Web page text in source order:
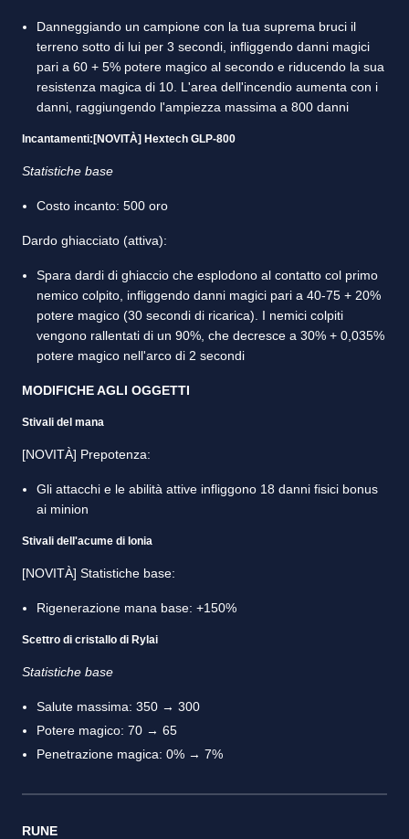
Danneggiando un campione con la tua suprema bruci il
terreno sotto di lui per 3 secondi, infliggendo danni magici
pari a 60 + 5% potere magico al secondo e riducendo la sua
resistenza magica di 10. L'area dell'incendio aumenta con i
danni, raggiungendo l'ampiezza massima a 800 danni
Incantamenti:[NOVITÀ] Hextech GLP-800
Statistiche base
Costo incanto: 500 oro
Dardo ghiacciato (attiva):
Spara dardi di ghiaccio che esplodono al contatto col primo
nemico colpito, infliggendo danni magici pari a 40-75 + 20%
potere magico (30 secondi di ricarica). I nemici colpiti
vengono rallentati di un 90%, che decresce a 30% + 0,035%
potere magico nell'arco di 2 secondi
MODIFICHE AGLI OGGETTI
Stivali del mana
[NOVITÀ] Prepotenza:
Gli attacchi e le abilità attive infliggono 18 danni fisici bonus
ai minion
Stivali dell'acume di Ionia
[NOVITÀ] Statistiche base:
Rigenerazione mana base: +150%
Scettro di cristallo di Rylai
Statistiche base
Salute massima: 350 → 300
Potere magico: 70 → 65
Penetrazione magica: 0% → 7%
RUNE